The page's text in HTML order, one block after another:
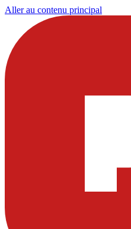
Aller au contenu principal